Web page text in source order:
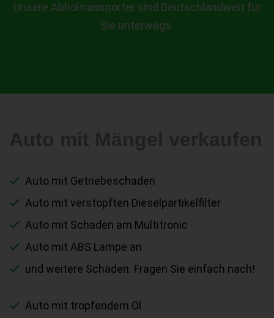
Unsere Abholtransporter sind Deutschlandweit für
Sie unterwegs.
Auto mit Getriebeschaden
Auto mit verstopften Dieselpartikelfilter
Auto mit Schaden am Multitronic
Auto mit ABS Lampe an
und weitere Schäden. Fragen Sie einfach nach!
Auto mit tropfendem Öl